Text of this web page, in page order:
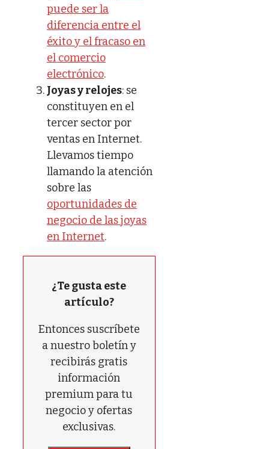
puede ser la
diferencia entre el
éxito y el fracaso en
el comercio
electrónico.
Joyas y relojes: se
constituyen en el
tercer sector por
ventas en Internet.
Llevamos tiempo
llamando la atención
sobre las
oportunidades de
negocio de las joyas
en Internet.
¿Te gusta este
artículo?
Entonces suscríbete
a nuestro boletín y
recibirás gratis
información
premium para tu
negocio y ofertas
exclusivas.